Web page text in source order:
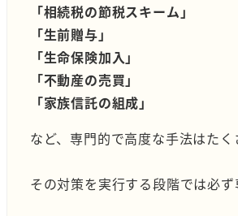
「相続税の節税スキーム」
「生前贈与」
「生命保険加入」
「不動産の売買」
「家族信託の組成」
など、専門的で高度な手法はたく
その対策を実行する段階では必